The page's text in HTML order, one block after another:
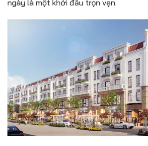
ngày là một khởi đầu trọn vẹn.